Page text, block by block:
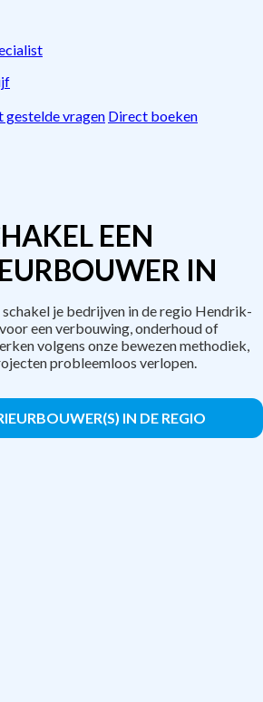
gestelde vragen Direct boeken
EEN
IN
je bedrijven in de regio Hendrik-
een verbouwing, onderhoud of
volgens onze bewezen methodiek,
probleemloos verlopen.
IN DE REGIO